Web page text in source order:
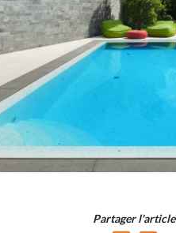
Partager l'article